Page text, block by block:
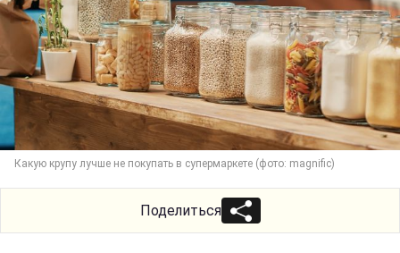
Какую крупу лучше не покупать в супермаркете (фото: magnific)
Поделиться